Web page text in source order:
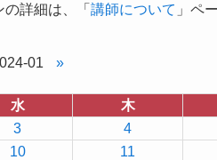
詳細は、「 講師について 」ペ
01 »
水 木
3 4
10 11